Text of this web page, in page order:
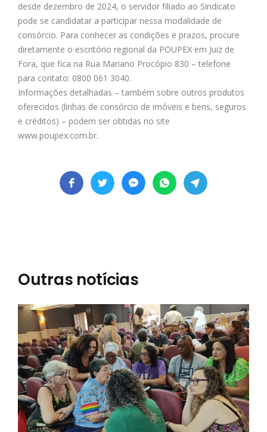
desde dezembro de 2024, o servidor filiado ao Sindicato
pode se candidatar a participar nessa modalidade de
consórcio. Para conhecer as condições e prazos, procure
diretamente o escritório regional da POUPEX em Juiz de
Fora, que fica na Rua Mariano Procópio 830 – telefone
para contato: 0800 061 3040.
Informações detalhadas – também sobre outros produtos
oferecidos (linhas de consórcio de imóveis e bens, seguros
e créditos) – podem ser obtidas no site
www.poupex.com.br.
Outras notícias